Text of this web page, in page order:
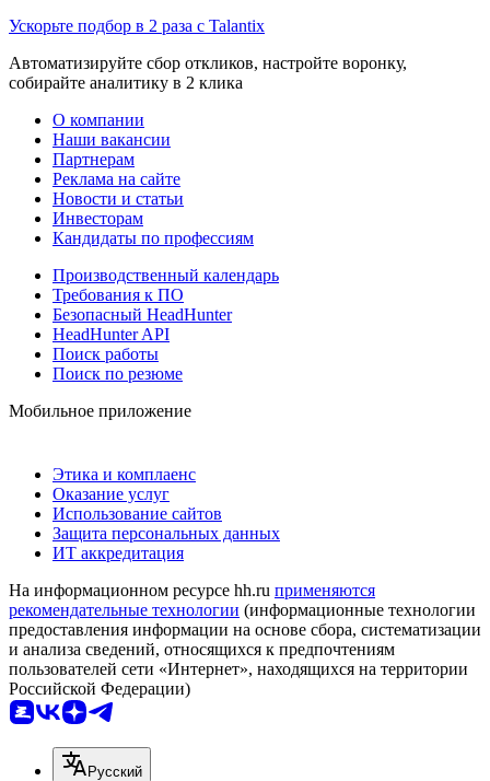
Ускорьте подбор в 2 раза с Talantix
Автоматизируйте сбор откликов, настройте воронку,
собирайте аналитику в 2 клика
О компании
Наши вакансии
Партнерам
Реклама на сайте
Новости и статьи
Инвесторам
Кандидаты по профессиям
Производственный календарь
Требования к ПО
Безопасный HeadHunter
HeadHunter API
Поиск работы
Поиск по резюме
Мобильное приложение
Этика и комплаенс
Оказание услуг
Использование сайтов
Защита персональных данных
ИТ аккредитация
На информационном ресурсе hh.ru применяются
рекомендательные технологии (информационные технологии
предоставления информации на основе сбора, систематизации
и анализа сведений, относящихся к предпочтениям
пользователей сети «Интернет», находящихся на территории
Российской Федерации)
Русский